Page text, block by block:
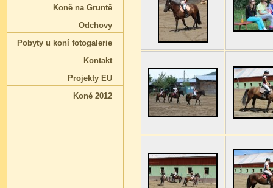
Koně na Gruntě
Odchovy
Pobyty u koní fotogalerie
Kontakt
Projekty EU
Koně 2012